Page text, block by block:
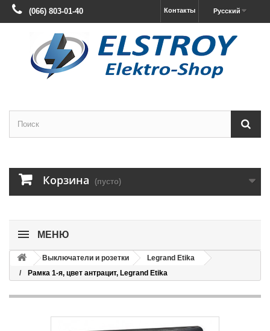
Русский
Контакты
(066) 803-01-40
Корзина (пусто)
МЕНЮ
Выключатели и розетки
Legrand Etika
Рамка 1-я, цвет антрацит, Legrand Etika